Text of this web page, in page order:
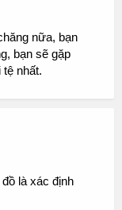
nữa, bạn
bạn sẽ gặp
nhất.
là xác định